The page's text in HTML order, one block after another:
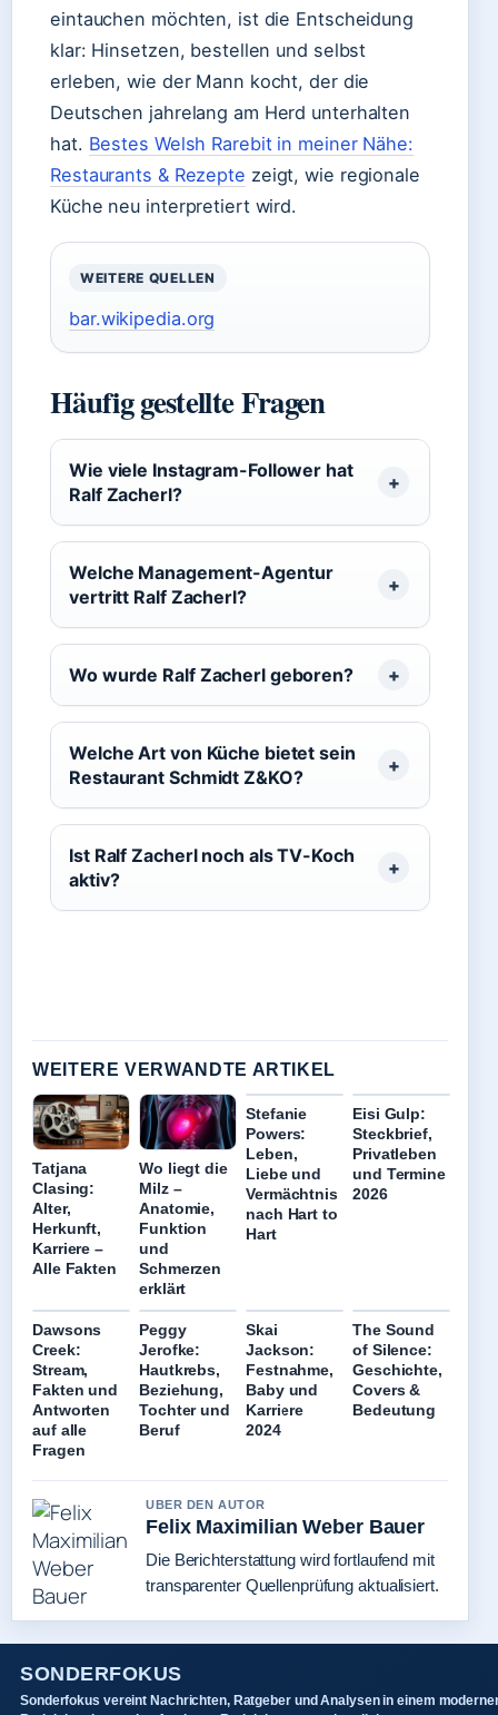
eintauchen möchten, ist die Entscheidung
klar: Hinsetzen, bestellen und selbst
erleben, wie der Mann kocht, der die
Deutschen jahrelang am Herd unterhalten
hat. Bestes Welsh Rarebit in meiner Nähe:
Restaurants & Rezepte zeigt, wie regionale
Küche neu interpretiert wird.
WEITERE QUELLEN
bar.wikipedia.org
Häufig gestellte Fragen
Wie viele Instagram-Follower hat
Ralf Zacherl?
Welche Management-Agentur
vertritt Ralf Zacherl?
Wo wurde Ralf Zacherl geboren?
Welche Art von Küche bietet sein
Restaurant Schmidt Z&KO?
Ist Ralf Zacherl noch als TV-Koch
aktiv?
WEITERE VERWANDTE ARTIKEL
Tatjana
Clasing:
Alter,
Herkunft,
Karriere –
Alle Fakten
Wo liegt die
Milz –
Anatomie,
Funktion
und
Schmerzen
erklärt
Stefanie
Powers:
Leben,
Liebe und
Vermächtnis
nach Hart to
Hart
Eisi Gulp:
Steckbrief,
Privatleben
und Termine
2026
Dawsons
Creek:
Stream,
Fakten und
Antworten
auf alle
Fragen
Peggy
Jerofke:
Hautkrebs,
Beziehung,
Tochter und
Beruf
Skai
Jackson:
Festnahme,
Baby und
Karriere
2024
The Sound
of Silence:
Geschichte,
Covers &
Bedeutung
UBER DEN AUTOR
Felix Maximilian Weber Bauer
Die Berichterstattung wird fortlaufend mit
transparenter Quellenprüfung aktualisiert.
SONDERFOKUS
Sonderfokus vereint Nachrichten, Ratgeber und Analysen in einem